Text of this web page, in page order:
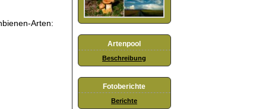
Arten:
Artenpool
Beschreibung
Fotoberichte
Berichte